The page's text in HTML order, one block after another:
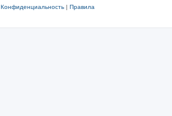
Конфиденциальность| Правила